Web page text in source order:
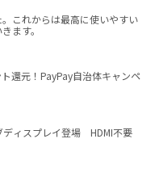
これからは最高に使いやすい
ます。
還元！PayPay自治体キャンペ
ディスプレイ登場 HDMI不要